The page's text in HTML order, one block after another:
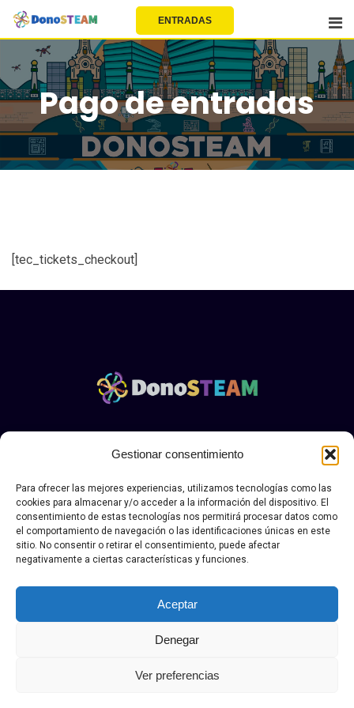
Gestionar consentimiento
Para ofrecer las mejores experiencias, utilizamos tecnologías como las
cookies para almacenar y/o acceder a la información del dispositivo. El
consentimiento de estas tecnologías nos permitirá procesar datos como
el comportamiento de navegación o las identificaciones únicas en este
sitio. No consentir o retirar el consentimiento, puede afectar
negativamente a ciertas características y funciones.
Aceptar
Denegar
Ver preferencias
ENTRADAS
Pago de entradas
[tec_tickets_checkout]
Aviso legal y politica de privacidad Donosteam
Política
© Copyright DONOSTEAN 2026. Todos los derechos
reservados.